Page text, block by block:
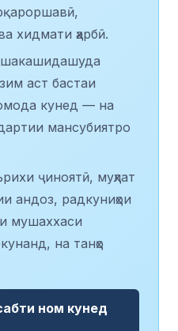
хидмати ҳарбӣ.
аст бастаи
кунед — на
мансубиятро
ҷиноятӣ, муҳлат
андоз, радкуниҳои
мушаххаси
на танҳо
ном кунед